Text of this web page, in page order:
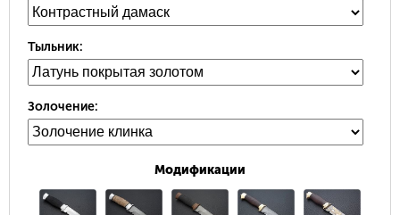
Тыльник:
Золочение:
Модификации